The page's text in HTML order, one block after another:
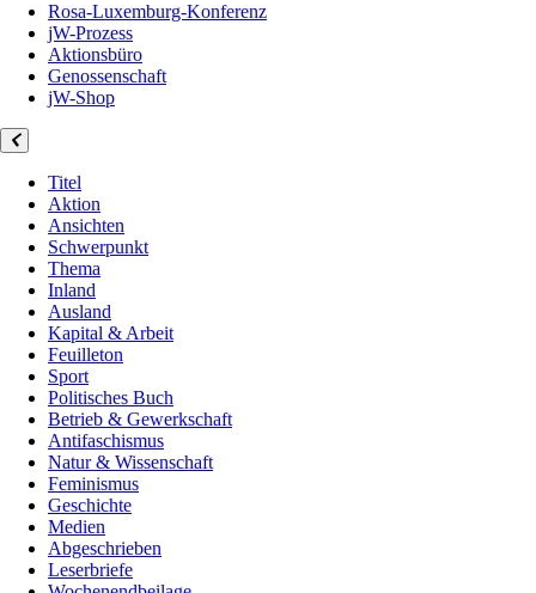
Rosa-Luxemburg-Konferenz
jW-Prozess
Aktionsbüro
Genossenschaft
jW-Shop
Titel
Aktion
Ansichten
Schwerpunkt
Thema
Inland
Ausland
Kapital & Arbeit
Feuilleton
Sport
Politisches Buch
Betrieb & Gewerkschaft
Antifaschismus
Natur & Wissenschaft
Feminismus
Geschichte
Medien
Abgeschrieben
Leserbriefe